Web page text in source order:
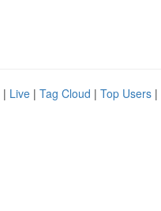
| Live | Tag Cloud | Top Users |